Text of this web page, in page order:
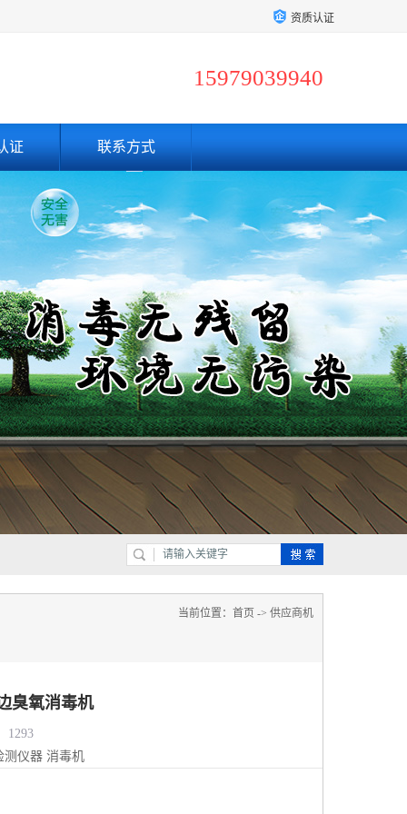
资质认证
15979039940
证 联系方式
当前位置： 首页 -> 供应商机
臭氧消毒机
1293
测仪器 消毒机